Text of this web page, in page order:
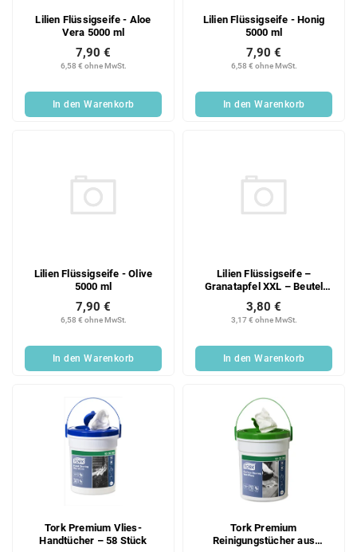
Lilien Flüssigseife - Aloe
Vera 5000 ml
6,58 € ohne MwSt.
7,90 €
In den Warenkorb
Lilien Flüssigseife - Honig
5000 ml
6,58 € ohne MwSt.
7,90 €
In den Warenkorb
Lilien Flüssigseife - Olive
5000 ml
6,58 € ohne MwSt.
7,90 €
In den Warenkorb
Lilien Flüssigseife –
Granatapfel XXL – Beutel
3,17 € ohne MwSt.
3,80 €
In den Warenkorb
Tork Premium Vlies-
Handtücher – 58 Stück
Tork Premium
Reinigungstücher aus